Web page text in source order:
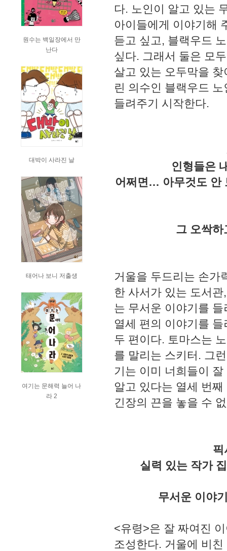
원수는 백일장에서 만
난다
대박이 사라진 날
태어나 보니 저출생
여기는 문해력 늘어 나
라 2
다. 노인이 알고 있는
아이들에게 이야기해
듣고 싶고, 블랙우드
싶다. 그래서 둘은 모
살고 있는 오두막을
린 의수인 블랙우드
들려주기 시작한다.
인형들은
어쩌면… 아무것도 안
그 오싹
거울을 두드리는 손가
한 사서가 있는 도서
는 무서운 이야기를
열세 편의 이야기를
두 편이다. 토마스는
를 말리는 스키터. 그
기는 이미 너희들이
알고 있다는 열세 번
긴장의 끈을 놓을 수
픽
실력 있는 작가
무서운 이야
<유령>은 잘 짜여진
조성한다. 거울에 비